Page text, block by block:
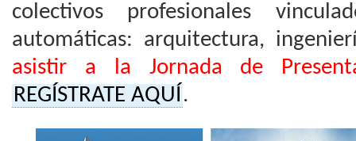
colectivos profesionales
automáticas: arquitectura,
asistir a la Jornada de
REGÍSTRATE AQUÍ .